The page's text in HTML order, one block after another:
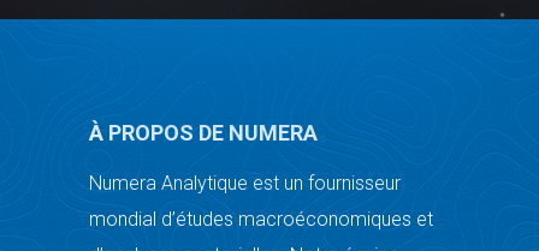
À PROPOS DE NUMERA
Numera Analytique est un fournisseur
mondial d’études macroéconomiques et